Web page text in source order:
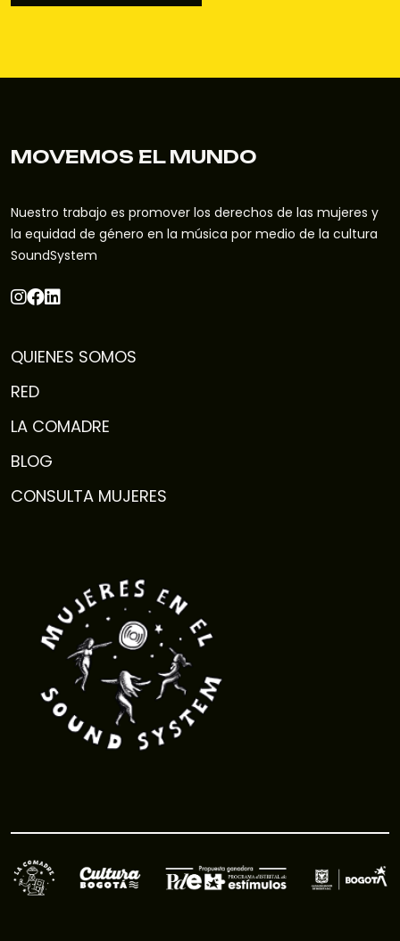
MOVEMOS EL MUNDO
Nuestro trabajo es promover los derechos de las mujeres y
la equidad de género en la música por medio de la cultura
SoundSystem
QUIENES SOMOS
RED
LA COMADRE
BLOG
CONSULTA MUJERES